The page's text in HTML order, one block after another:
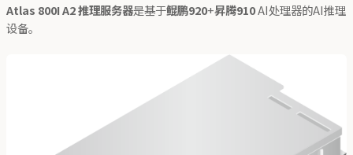
Atlas 800I A2 推理服务器是基于鲲鹏920+昇腾910AI处理器的AI推理
设备。